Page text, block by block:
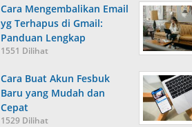
Cara Mengembalikan Email
yg Terhapus di Gmail:
Panduan Lengkap
1551 Dilihat
Cara Buat Akun Fesbuk
Baru yang Mudah dan
Cepat
1529 Dilihat